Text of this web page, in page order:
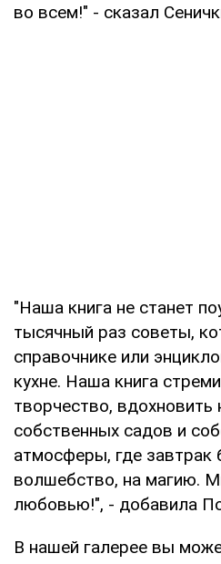
во всем!" - сказал
"Наша книга не станет
тысячный раз советы,
справочнике или
кухне. Наша книга
творчество, вдохновить
собственных садов и
атмосферы, где завтрак
волшебство, на магию.
любовью!", - добавила
В нашей галерее вы